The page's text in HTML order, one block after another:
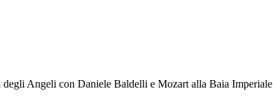
Angeli con Daniele Baldelli e Mozart alla Baia Imperiale